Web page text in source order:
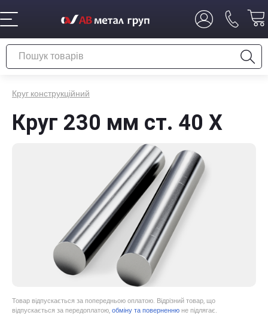
Круг конструкційний
Круг 230 мм ст. 40 Х
Товар відпускається за попередньою оплатою. Відрізний товар, що
відпускається за передоплатою, обміну та поверненню не підлягає.